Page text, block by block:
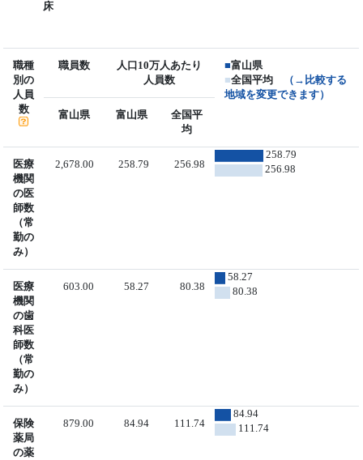
床
職種
別の
人員
数
職員数
人口10万人あたり
人員数
■富山県
■全国平均
（→比較する
地域を変更できます）
富山県
富山県
全国平
均
医療
機関
の医
師数
（常
勤の
み）
2,678.00 258.79 256.98
258.79
256.98
医療
機関
の歯
科医
師数
（常
勤の
み）
603.00 58.27 80.38
58.27
80.38
保険
薬局
の薬
879.00 84.94 111.74
84.94
111.74